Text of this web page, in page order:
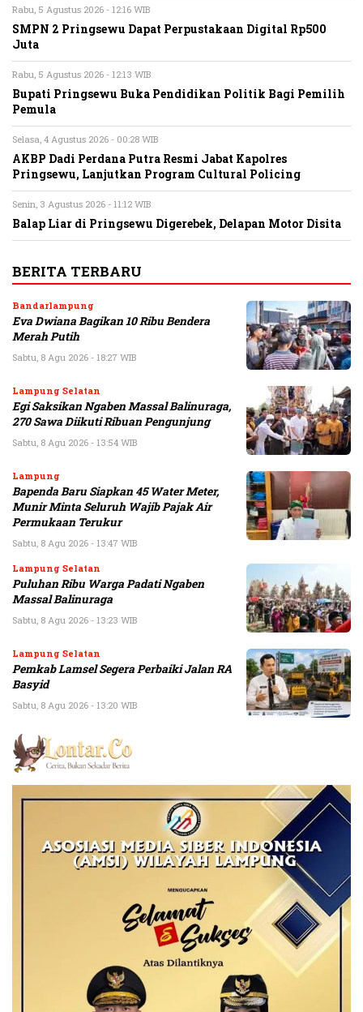
Rabu, 5 Agustus 2026 - 12:16 WIB
SMPN 2 Pringsewu Dapat Perpustakaan Digital Rp500
Juta
Rabu, 5 Agustus 2026 - 12:13 WIB
Bupati Pringsewu Buka Pendidikan Politik Bagi Pemilih
Pemula
Selasa, 4 Agustus 2026 - 00:28 WIB
AKBP Dadi Perdana Putra Resmi Jabat Kapolres
Pringsewu, Lanjutkan Program Cultural Policing
Senin, 3 Agustus 2026 - 11:12 WIB
Balap Liar di Pringsewu Digerebek, Delapan Motor Disita
BERITA TERBARU
Bandarlampung
Eva Dwiana Bagikan 10 Ribu Bendera
Merah Putih
Sabtu, 8 Agu 2026 - 18:27 WIB
Lampung Selatan
Egi Saksikan Ngaben Massal Balinuraga,
270 Sawa Diikuti Ribuan Pengunjung
Sabtu, 8 Agu 2026 - 13:54 WIB
Lampung
Bapenda Baru Siapkan 45 Water Meter,
Munir Minta Seluruh Wajib Pajak Air
Permukaan Terukur
Sabtu, 8 Agu 2026 - 13:47 WIB
Lampung Selatan
Puluhan Ribu Warga Padati Ngaben
Massal Balinuraga
Sabtu, 8 Agu 2026 - 13:23 WIB
Lampung Selatan
Pemkab Lamsel Segera Perbaiki Jalan RA
Basyid
Sabtu, 8 Agu 2026 - 13:20 WIB